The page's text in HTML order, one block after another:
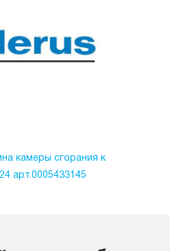
камеры сгорания к
арт.0005433145